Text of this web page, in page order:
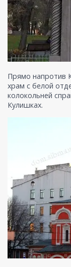
Прямо напротив
храм с белой
колокольней
Кулишках.